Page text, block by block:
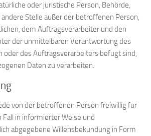
oder juristische Person, Behörde,
Stelle außer der betroffenen Person,
dem Auftragsverarbeiter und den
der unmittelbaren Verantwortung des
oder des Auftragsverarbeiters befugt sind,
Daten zu verarbeiten.
von der betroffenen Person freiwillig für
in informierter Weise und
abgegebene Willensbekundung in Form